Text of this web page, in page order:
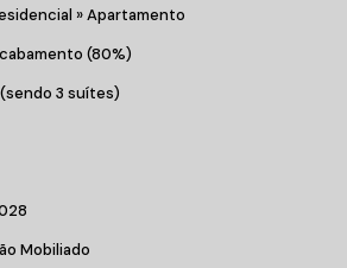
»Apartamento
(80%)
3 suítes)
Mobiliado